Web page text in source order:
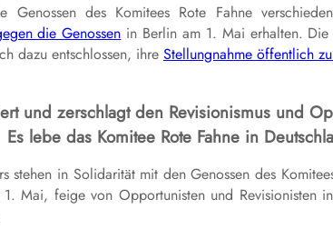
des Komitees Rote Fahne
die Genossen in Berlin am 1. Mai erhalten. Die
dazu entschlossen, ihre Stellungnahme öffentlich
und zerschlagt den Revisionismus und
Es lebe das Komitee Rote Fahne in
stehen in Solidarität mit den Genossen des
Mai, feige von Opportunisten und Revisionisten